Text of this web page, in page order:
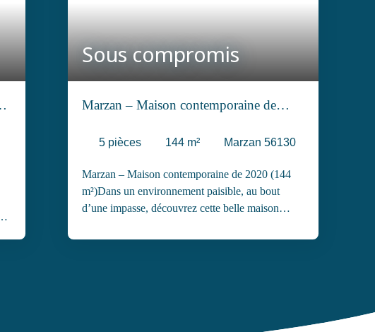
Sous compromis
Marzan – Maison contemporaine de
5 pièces 144 m² Marzan 56130
Marzan – Maison contemporaine de 2020 (144
m²)Dans un environnement paisible, au bout
d’une impasse, découvrez cette belle maison
La Roche-Bernard, de la voie express
suite parentale avec dressing et salle d’eau, d’un